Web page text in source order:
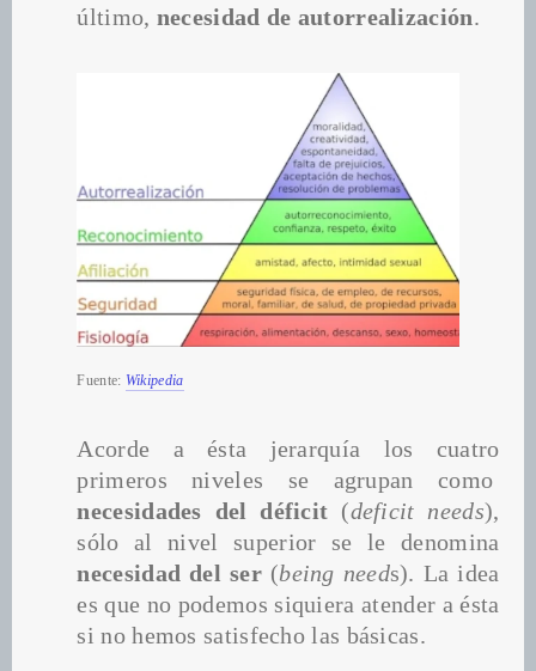
último, necesidad de autorrealización.
Fuente: Wikipedia
Acorde a ésta jerarquía los cuatro
necesidades del déficit (deficit needs),
necesidad del ser (being needs). La idea
es que no podemos siquiera atender a ésta
si no hemos satisfecho las básicas.